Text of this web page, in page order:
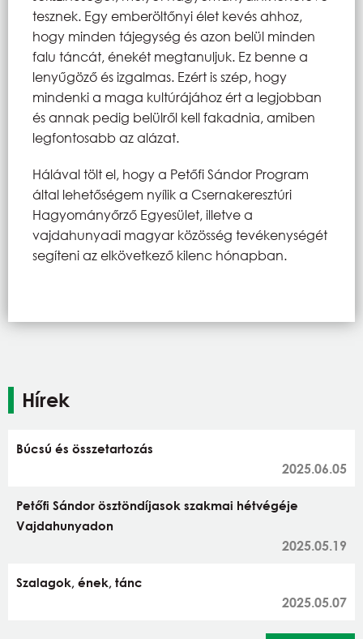
tesznek. Egy emberöltőnyi élet kevés ahhoz,
hogy minden tájegység és azon belül minden
falu táncát, énekét megtanuljuk. Ez benne a
lenyűgöző és izgalmas. Ezért is szép, hogy
mindenki a maga kultúrájához ért a legjobban
és annak pedig belülről kell fakadnia, amiben
legfontosabb az alázat.
Hálával tölt el, hogy a Petőfi Sándor Program
által lehetőségem nyílik a Csernakeresztúri
Hagyományőrző Egyesület, illetve a
vajdahunyadi magyar közösség tevékenységét
segíteni az elkövetkező kilenc hónapban.
Hírek
Búcsú és összetartozás
2025.06.05
Petőfi Sándor ösztöndíjasok szakmai hétvégéje
Vajdahunyadon
2025.05.19
Szalagok, ének, tánc
2025.05.07